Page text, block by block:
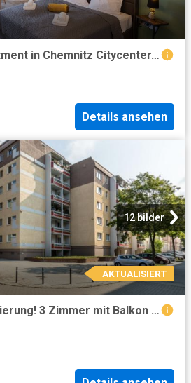
Nice, amazing Apartment in Chemnitz Citycenter, Chemnitz Amsterdam Apartments for Rent
Details ansehen
12 bilder
AKTUALISIERT
Erstbezug nach Sanierung! 3 Zimmer mit Balkon und Bad mit Dusche und Wanne